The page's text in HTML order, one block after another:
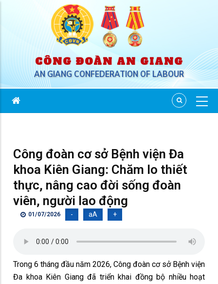
CÔNG ĐOÀN AN GIANG
AN GIANG CONFEDERATION OF LABOUR
Công đoàn cơ sở Bệnh viện Đa
khoa Kiên Giang: Chăm lo thiết
thực, nâng cao đời sống đoàn
viên, người lao động
01/07/2026 - aA +
Trong 6 tháng đầu năm 2026, Công đoàn cơ sở Bệnh viện
Đa khoa Kiên Giang đã triển khai đồng bộ nhiều hoạt